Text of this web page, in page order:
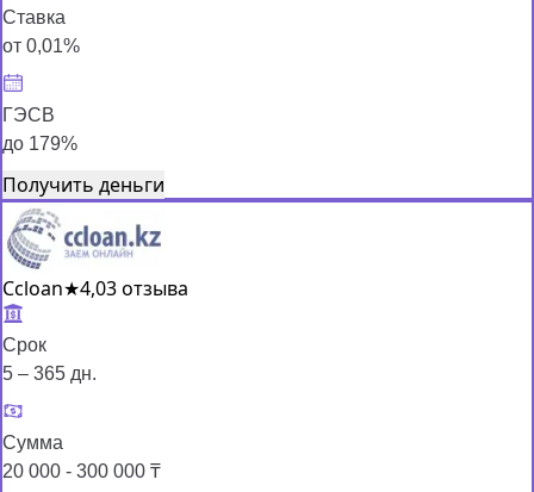
Ставка
от 0,01%
ГЭСВ
до 179%
Получить деньги
Ccloan★4,03 отзыва
Срок
5 – 365 дн.
Сумма
20 000 - 300 000 ₸